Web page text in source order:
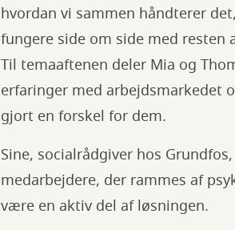
hvordan vi sammen håndterer
fungere side om side med resten
Til temaaftenen deler Mia og
erfaringer med arbejdsmarkedet
gjort en forskel for dem.
Sine, socialrådgiver hos
medarbejdere, der rammes af
være en aktiv del af løsningen.